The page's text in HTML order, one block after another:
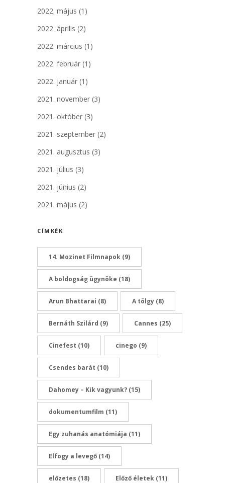
2022. május (1)
2022. április (2)
2022. március (1)
2022. február (1)
2022. január (1)
2021. november (3)
2021. október (3)
2021. szeptember (2)
2021. augusztus (3)
2021. július (3)
2021. június (2)
2021. május (2)
CÍMKÉK
14. Mozinet Filmnapok (9)
A boldogság ügynöke (18)
Arun Bhattarai (8) A tölgy (8)
Bernáth Szilárd (9) Cannes (25)
Cinefest (10) cinego (9)
Csendes barát (10)
Dahomey – Kik vagyunk? (15)
dokumentumfilm (11)
Egy zuhanás anatómiája (11)
Elfogy a levegő (14)
előzetes (18) Előző életek (11)